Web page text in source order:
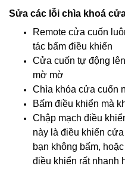
Sửa các lỗi chìa khoá
Remote cửa cuốn
tác bấm điều khiển
Cửa cuốn tự động
mờ mờ
Chìa khóa cửa cuốn
Bấm điều khiển mà
Chập mạch điều
này là điều khiển
bạn không bấm,
điều khiển rất nhanh